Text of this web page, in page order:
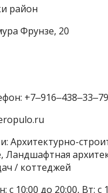
район
Фрунзе, 20
+7‒916‒438‒33‒79
Архитектурно-
Ландшафтная
/ коттеджей
с 10:00 до 20:00, Вт: с